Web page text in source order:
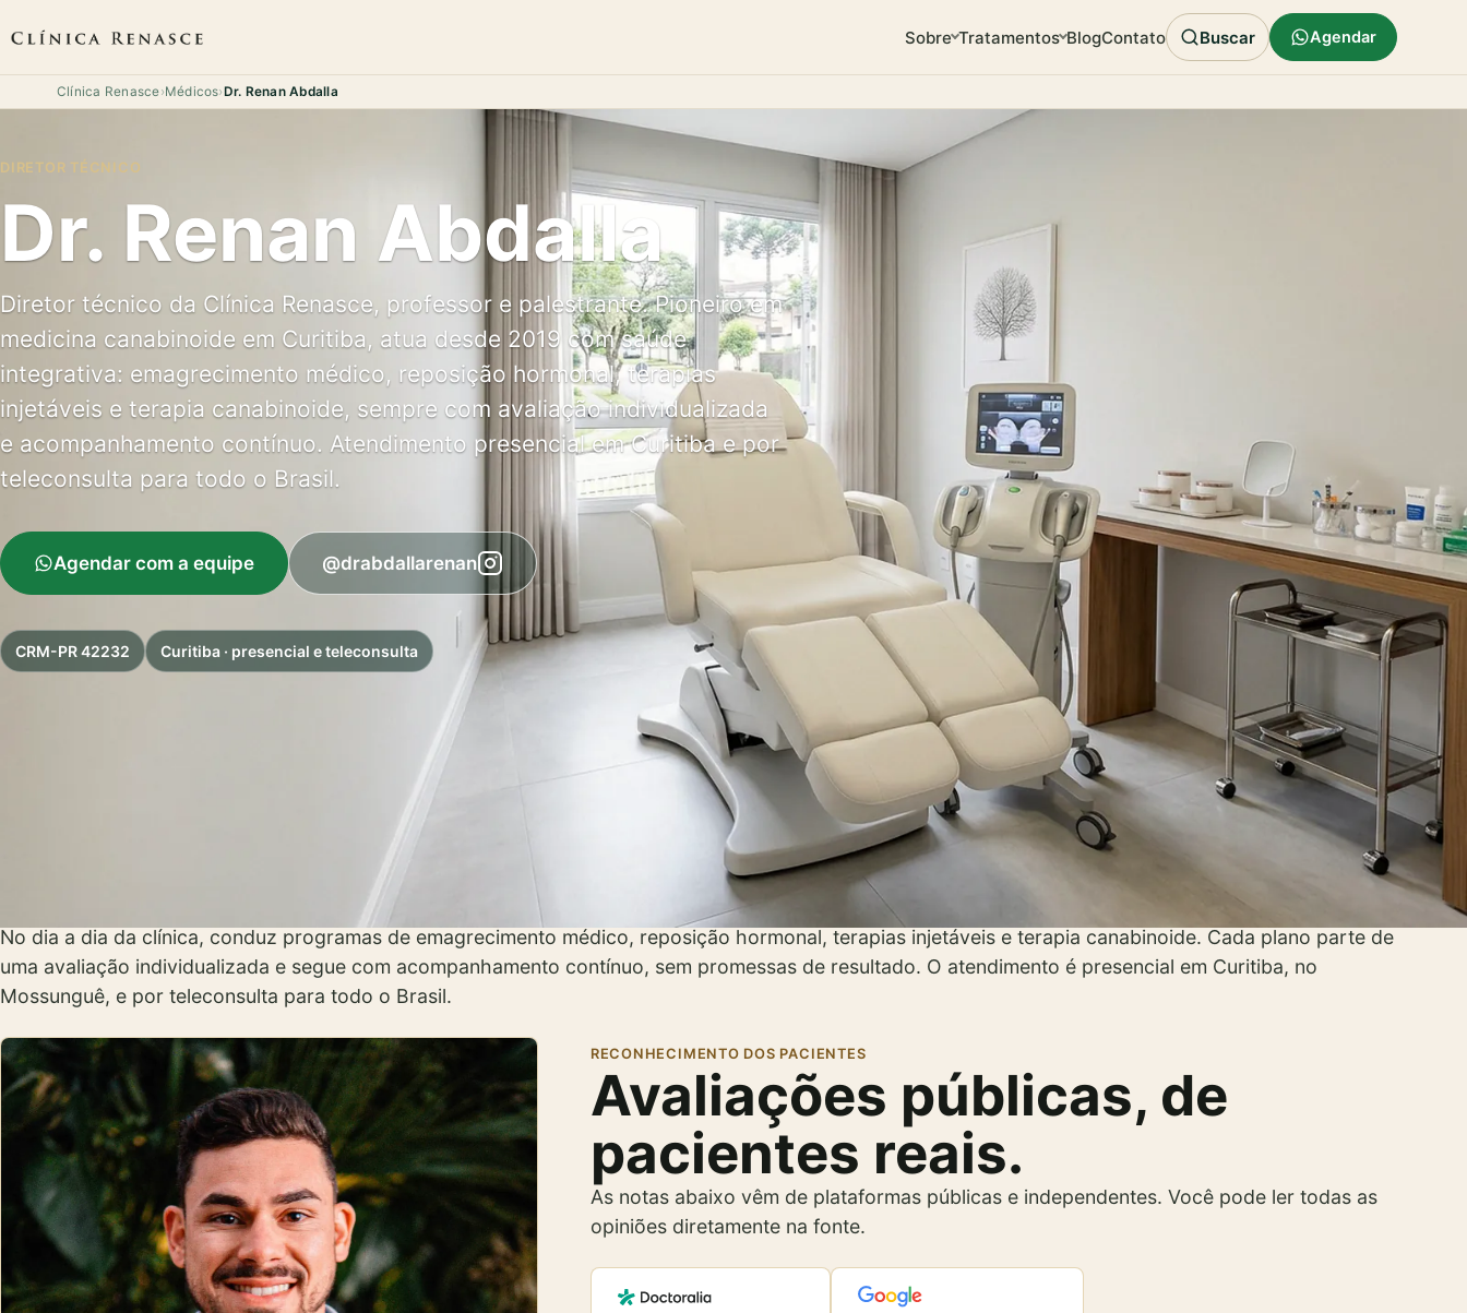
Sobre Tratamentos BlogContato Buscar Agendar
Clínica Renasce›Médicos› Dr. Renan Abdalla
DIRETOR TÉCNICO
Dr. Renan Abdalla
Diretor técnico da Clínica Renasce, professor e palestrante. Pioneiro em
medicina canabinoide em Curitiba, atua desde 2019 com saúde
integrativa: emagrecimento médico, reposição hormonal, terapias
injetáveis e terapia canabinoide, sempre com avaliação individualizada
e acompanhamento contínuo. Atendimento presencial em Curitiba e por
teleconsulta para todo o Brasil.
Agendar com a equipe @drabdallarenan
CRM-PR 42232 Curitiba · presencial e teleconsulta
Atuação na Clínica Renasce.
Como diretor técnico da Clínica Renasce, o Dr. Renan Abdalla (CRM-PR 42232) é responsável pela condução médica, pela avaliação clínica e pela
definição segura dos planos de cuidado. Atua desde 2019 com medicina integrativa e foi um dos pioneiros da medicina canabinoide em Curitiba, área em
que também atua como professor e palestrante.
No dia a dia da clínica, conduz programas de emagrecimento médico, reposição hormonal, terapias injetáveis e terapia canabinoide. Cada plano parte de
uma avaliação individualizada e segue com acompanhamento contínuo, sem promessas de resultado. O atendimento é presencial em Curitiba, no
Mossunguê, e por teleconsulta para todo o Brasil.
RECONHECIMENTO DOS PACIENTES
Avaliações públicas, de
pacientes reais.
As notas abaixo vêm de plataformas públicas e independentes. Você pode ler todas as
opiniões diretamente na fonte.